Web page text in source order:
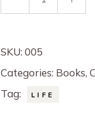
SKU: 005
Categories: Books,
Tag:
LIFE